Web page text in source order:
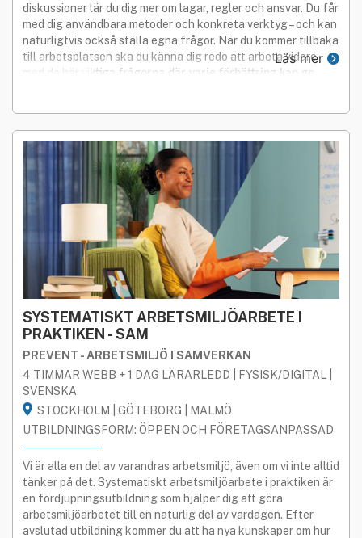
diskussioner lär du dig mer om lagar, regler och ansvar. Du får
med dig användbara metoder och konkreta verktyg – och kan
naturligtvis också ställa egna frågor. När du kommer tillbaka
till arbetsplatsen ska du känna dig redo att arbeta vidare
med de här viktiga frågorna där varje förbättring kan ge
Läs mer
SYSTEMATISKT ARBETSMILJÖARBETE I
PRAKTIKEN - SAM
PREVENT - ARBETSMILJÖ I SAMVERKAN
4 TIMMAR WEBB + 1 DAG LÄRARLEDD | FYSISK/DIGITAL |
SVENSKA
STOCKHOLM | GÖTEBORG | MALMÖ
UTBILDNINGSFORM: ÖPPEN OCH FÖRETAGSANPASSAD
Vi är alla en del av varandras arbetsmiljö, även om vi inte alltid
tänker på det. Systematiskt arbetsmiljöarbete i praktiken är
en fördjupningsutbildning som hjälper dig att göra
arbetsmiljöarbetet till en naturlig del av vardagen. Efter
avslutad utbildning kommer du att ha nya kunskaper om hur